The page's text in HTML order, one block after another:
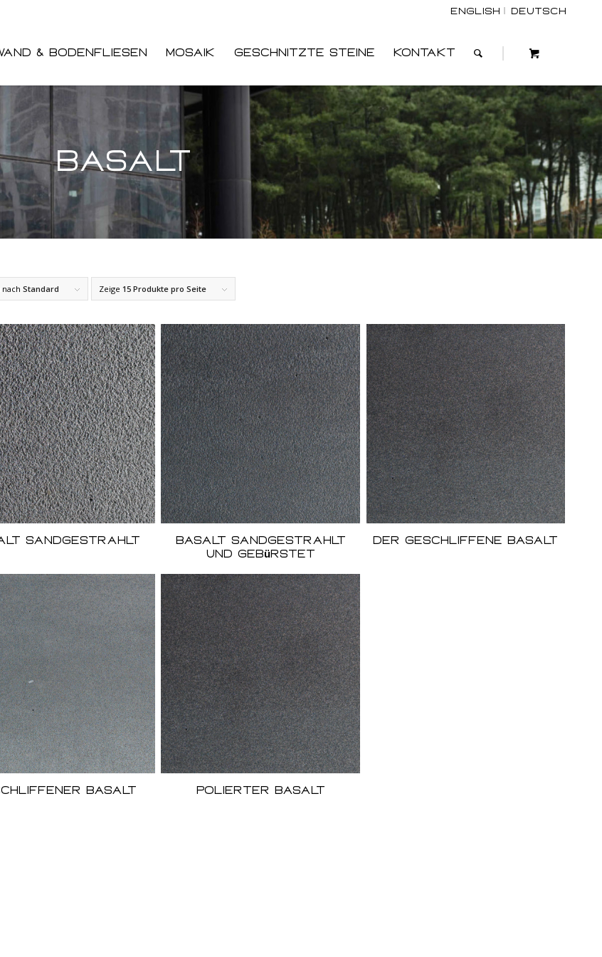
English Deutsch
& Bodenfliesen Mosaik Geschnitzte Steine kontakt
Basalt
Standard Zeige 15 Produkte pro Seite
sandgestrahlt
Basalt sandgestrahlt
und gebürstet
Der geschliffene Basalt
Basalt Polierter Basalt